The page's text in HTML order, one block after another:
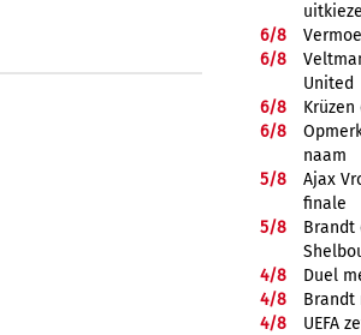
6/8
6/8
United
6/8
6/8
naam
5/8
Ajax
finale
5/8
Brandt
4/8
Duel
4/8
Brandt
4/8
UEFA